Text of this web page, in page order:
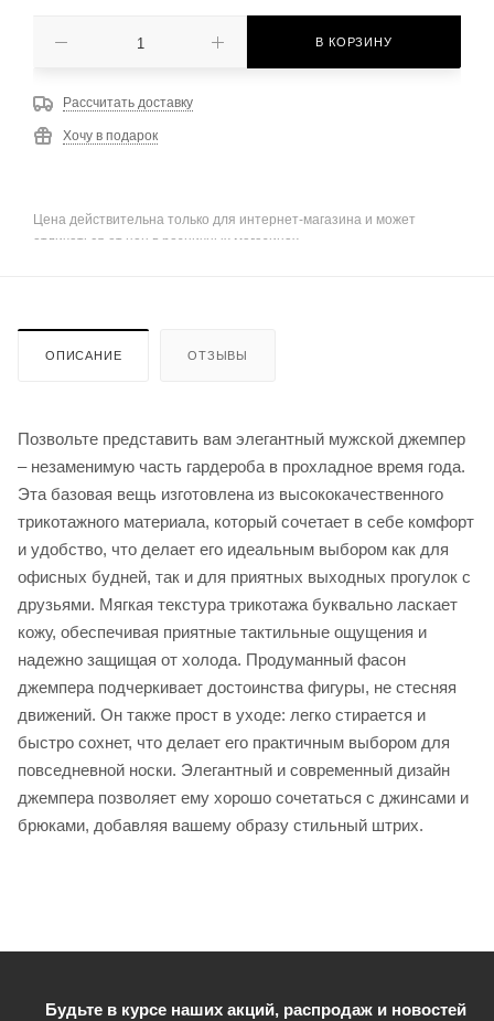
В КОРЗИНУ
Рассчитать доставку
Хочу в подарок
Цена действительна только для интернет-магазина и может
отличаться от цен в розничных магазинах
ОПИСАНИЕ ОТЗЫВЫ
Позвольте представить вам элегантный мужской джемпер
– незаменимую часть гардероба в прохладное время года.
Эта базовая вещь изготовлена из высококачественного
трикотажного материала, который сочетает в себе комфорт
и удобство, что делает его идеальным выбором как для
офисных будней, так и для приятных выходных прогулок с
друзьями. Мягкая текстура трикотажа буквально ласкает
кожу, обеспечивая приятные тактильные ощущения и
надежно защищая от холода. Продуманный фасон
джемпера подчеркивает достоинства фигуры, не стесняя
движений. Он также прост в уходе: легко стирается и
быстро сохнет, что делает его практичным выбором для
повседневной носки. Элегантный и современный дизайн
джемпера позволяет ему хорошо сочетаться с джинсами и
брюками, добавляя вашему образу стильный штрих.
Будьте в курсе наших акций, распродаж и новостей